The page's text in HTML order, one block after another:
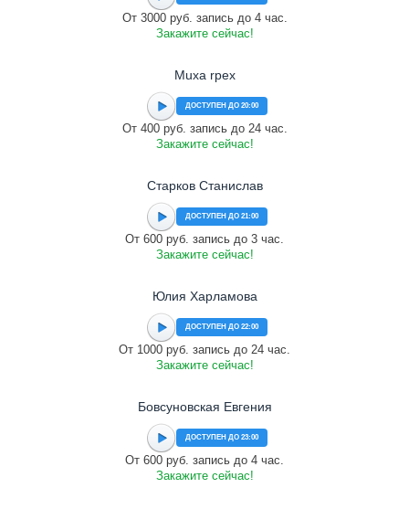
От 3000 руб. запись до 4 час.
Закажите сейчас!
Muxa rpex
ДОСТУПЕН ДО 20:00
От 400 руб. запись до 24 час.
Закажите сейчас!
Старков Станислав
ДОСТУПЕН ДО 21:00
От 600 руб. запись до 3 час.
Закажите сейчас!
Юлия Харламова
ДОСТУПЕН ДО 22:00
От 1000 руб. запись до 24 час.
Закажите сейчас!
Бовсуновская Евгения
ДОСТУПЕН ДО 23:00
От 600 руб. запись до 4 час.
Закажите сейчас!